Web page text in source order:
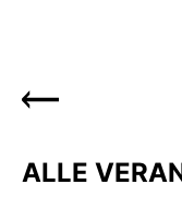
ALLE